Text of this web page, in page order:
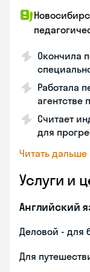
Окончила
Работала
агентстве
Считает
для
Читать дальше
Услуги и
Английский
Деловой - для
Для